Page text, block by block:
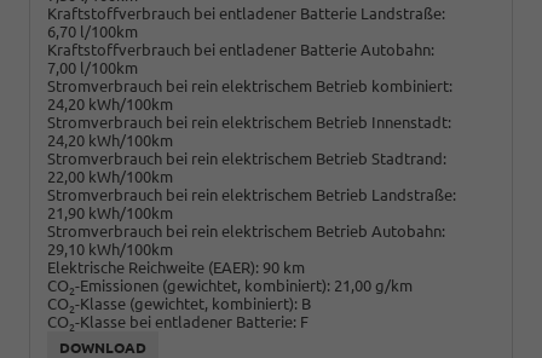
Kraftstoffverbrauch bei entladener Batterie Landstraße:
6,70 l/100km
Kraftstoffverbrauch bei entladener Batterie Autobahn:
7,00 l/100km
Stromverbrauch bei rein elektrischem Betrieb kombiniert:
24,20 kWh/100km
Stromverbrauch bei rein elektrischem Betrieb Innenstadt:
24,20 kWh/100km
Stromverbrauch bei rein elektrischem Betrieb Stadtrand:
22,00 kWh/100km
Stromverbrauch bei rein elektrischem Betrieb Landstraße:
21,90 kWh/100km
Stromverbrauch bei rein elektrischem Betrieb Autobahn:
29,10 kWh/100km
Elektrische Reichweite (EAER): 90 km
CO2-Emissionen (gewichtet, kombiniert): 21,00 g/km
CO2-Klasse (gewichtet, kombiniert): B
CO2-Klasse bei entladener Batterie: F
DOWNLOAD